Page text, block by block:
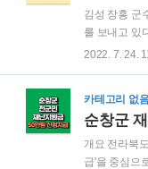
김성 장흥 군
를 보내고 있
들이 희망과
지급하기로
법 대상:
군민
이민자 (F6)
2022. 7. 24.
카테고리 없
개요 전라북
급'을 중심으